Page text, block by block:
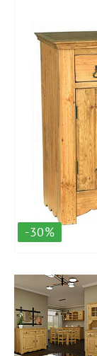
-30%